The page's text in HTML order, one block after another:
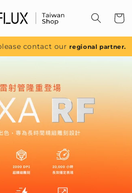
contact ourregional partner.